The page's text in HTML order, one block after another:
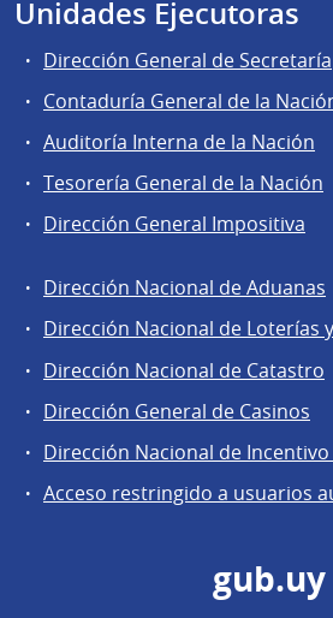
Unidades Ejecutoras
Dirección General de Secretaría
Contaduría General de la
Auditoría Interna de la Nación
Tesorería General de la Nación
Dirección General Impositiva
Áreas
la
Dirección
General
de
Secretaría
Dirección Nacional de Aduanas
Dirección Nacional de Loterías
Dirección Nacional de Catastro
Dirección General de Casinos
Dirección Nacional de
Acceso restringido a usuarios
gub.uy